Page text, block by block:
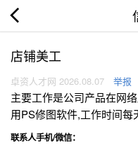
店铺美工
卓资人才网 2026.08.07 举报
主要工作是公司产品在网
用PS修图软件,工作时间每
联系人手机/微信：